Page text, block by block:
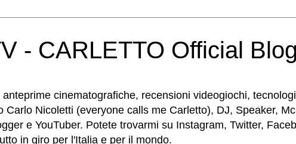
- CARLETTO Official Blog
cinematografiche, recensioni videogiochi,
Carlo Nicoletti (everyone calls me Carletto), DJ, Speaker,
e YouTuber. Potete trovarmi su Instagram, Twitter,
in giro per l'Italia e per il mondo.